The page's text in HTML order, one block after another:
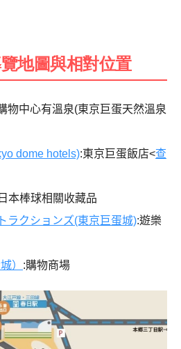
地圖與相對位置
物中心有溫泉(東京巨蛋天然溫泉
dome hotels):東京巨蛋飯店<查
本棒球相關收藏品
ラクションズ(東京巨蛋城):遊樂
） :購物商場